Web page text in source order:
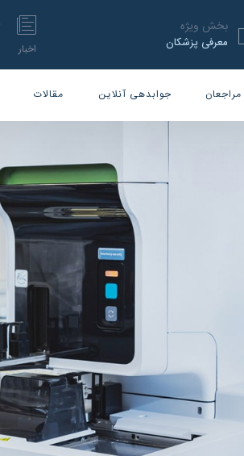
بخش ویژه
معرفی پزشکان
اخبار
جوابدهی آنلاین مقالات